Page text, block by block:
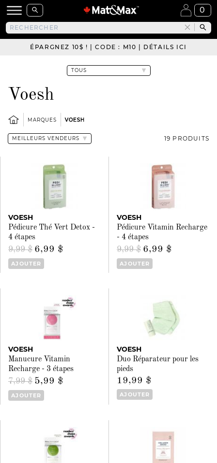
0
ÉPARGNEZ 10$ ! | CODE : M10 | DÉTAILS ICI
Voesh
MARQUES VOESH
19 PRODUITS
VOESH
Pédicure Thé Vert Detox -
4 étapes
9,99 $ 6,99 $
AJOUTER
VOESH
Pédicure Vitamin Recharge
- 4 étapes
9,99 $ 6,99 $
AJOUTER
VOESH
Manucure Vitamin
Recharge - 3 étapes
7,99 $ 5,99 $
AJOUTER
VOESH
Duo Réparateur pour les
pieds
19,99 $
AJOUTER